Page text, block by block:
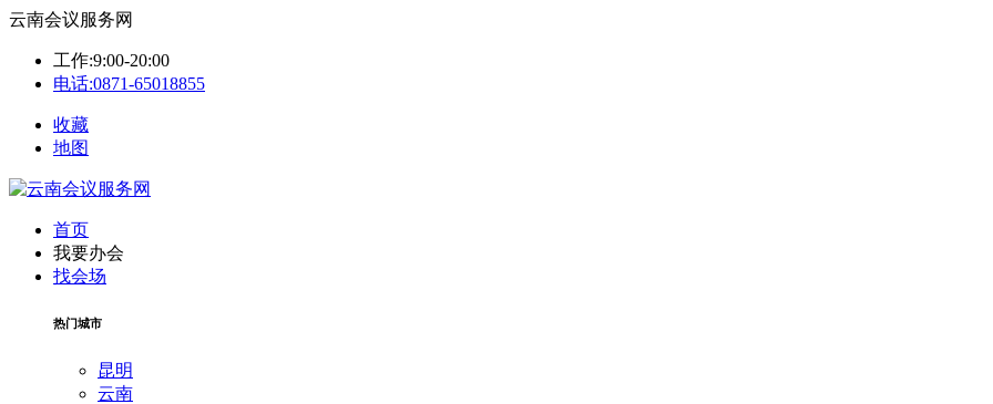
云南会议服务网
工作:9:00-20:00
电话:0871-65018855
收藏
地图
首页
我要办会
找会场
热门城市
昆明
云南